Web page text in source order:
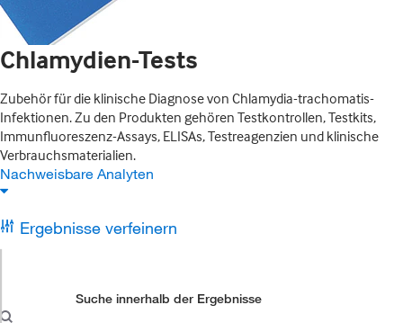
Chlamydien-Tests
Zubehör für die klinische Diagnose von Chlamydia-trachomatis-
Infektionen. Zu den Produkten gehören Testkontrollen, Testkits,
Immunfluoreszenz-Assays, ELISAs, Testreagenzien und klinische
Verbrauchsmaterialien.
Nachweisbare Analyten
Ergebnisse verfeinern
Suche innerhalb der Ergebnisse